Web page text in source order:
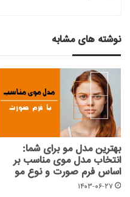
نوشته های مشابه
بهترین مدل مو برای شما:
انتخاب مدل موی مناسب بر
اساس فرم صورت و نوع مو
۱۴۰۳-۰۶-۲۷